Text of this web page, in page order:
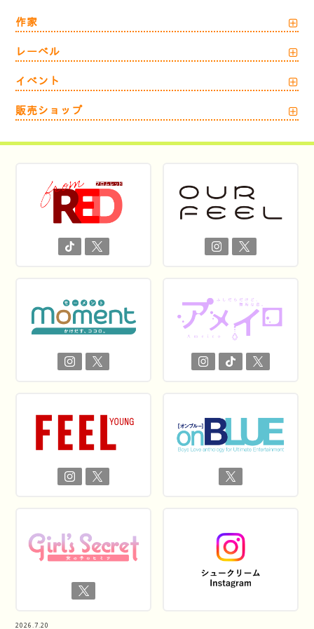
作家
レーベル
イベント
販売ショップ
2026.7.20